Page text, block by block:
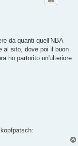
da quanti quell'NBA
al sito, dove poi il buon
ho partorito un'ulteriore